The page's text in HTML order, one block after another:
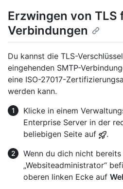
Erzwingen von TLS
Verbindungen
Du kannst die TLS-
eingehenden SMTP-
eine ISO-27017-
werden kann.
Klicke in einem
Enterprise Server in der
beliebigen Seite auf
.
Wenn du dich nicht
„Websiteadministrator“
oberen linken Ecke auf